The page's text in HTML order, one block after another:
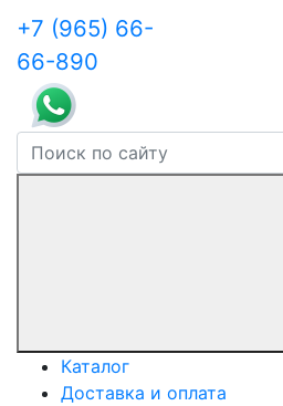
+7 (965) 66-
66-890
Каталог
Доставка и оплата